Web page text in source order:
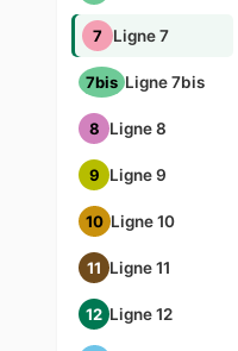
7 Ligne 7
7bis Ligne 7bis
8 Ligne 8
9 Ligne 9
10 Ligne 10
11 Ligne 11
12 Ligne 12